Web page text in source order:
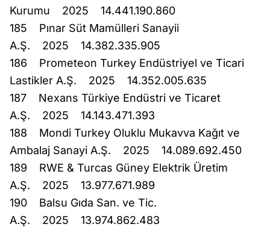
Kurumu 2025 14.441.190.860
185 Pınar Süt Mamülleri Sanayii
A.Ş. 2025 14.382.335.905
186 Prometeon Turkey Endüstriyel ve Ticari
Lastikler A.Ş. 2025 14.352.005.635
187 Nexans Türkiye Endüstri ve Ticaret
A.Ş. 2025 14.143.471.393
188 Mondi Turkey Oluklu Mukavva Kağıt ve
Ambalaj Sanayi A.Ş. 2025 14.089.692.450
189 RWE & Turcas Güney Elektrik Üretim
A.Ş. 2025 13.977.671.989
190 Balsu Gıda San. ve Tic.
A.Ş. 2025 13.974.862.483